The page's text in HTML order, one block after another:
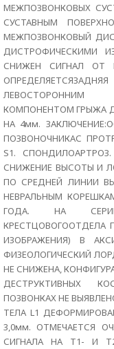
МЕЖПОЗВОНКОВЫХ
СУСТАВНЫМ
МЕЖПОЗВОНКОВЫЙ
ДИСТРОФИЧЕСКИМИ
СНИЖЕН СИГНАЛ ОТ
КОМПОНЕНТОМ ГРЫЖА
НА 4мм.
ПОЗВОНОЧНИКАС
S1.
СНИЖЕНИЕ ВЫСОТЫ И
ПО СРЕДНЕЙ ЛИНИИ
НЕВРАЛЬНЫМ
ГОДА. НА СЕРИИ
КРЕСТЦОВОГООТДЕЛА
ИЗОБРАЖЕНИЯ) В
ФИЗЕОЛОГИЧЕСКИЙ
НЕ СНИЖЕНА,
ДЕСТРУКТИВНЫХ
ПОЗВОНКАХ НЕ
ТЕЛА L1
3,0мм. ОТМЕЧАЕТСЯ
СИГНАЛА НА Т1- И